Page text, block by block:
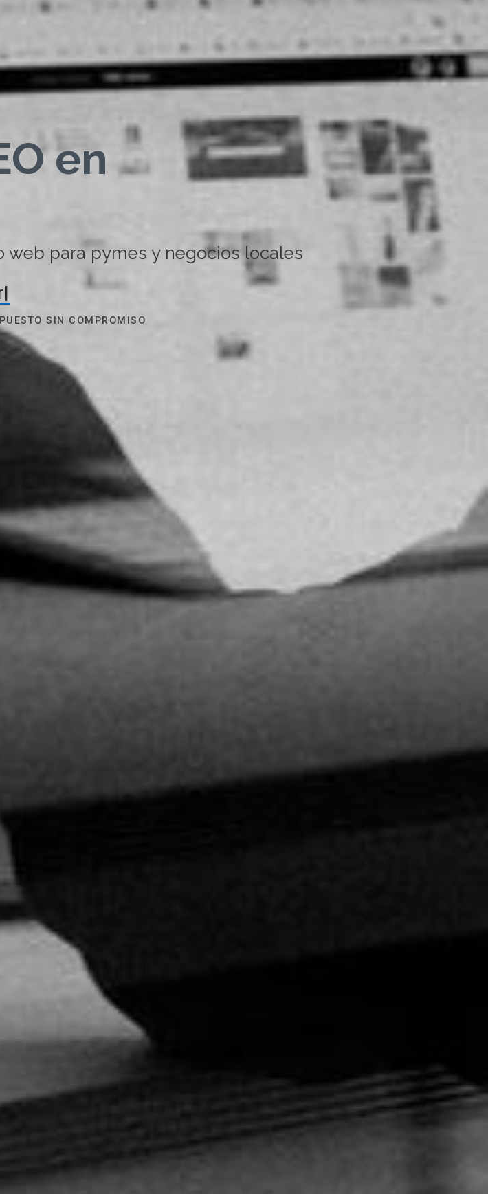
en
web para pymes y negocios locales
SIN COMPROMISO